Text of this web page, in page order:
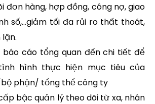
đơn hàng, hợp đồng, công nợ, giao
số,…giảm tối đa rủi ro thất thoát,
lận.
báo cáo tổng quan đến chi tiết để
hình thực hiện mục tiêu của
phận/ tổng thể công ty
bậc quản lý theo dõi từ xa, nhân